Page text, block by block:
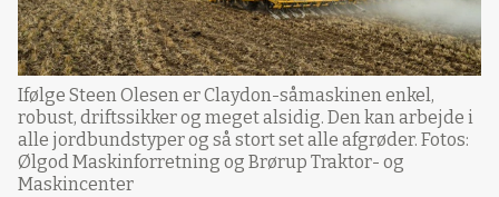
Ifølge Steen Olesen er Claydon-såmaskinen enkel,
robust, driftssikker og meget alsidig. Den kan arbejde i
alle jordbundstyper og så stort set alle afgrøder. Fotos:
Ølgod Maskinforretning og Brørup Traktor- og
Maskincenter